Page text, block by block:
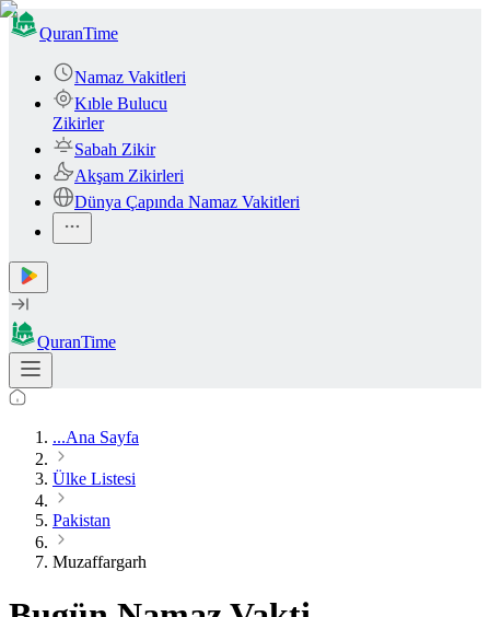
QuranTime
Namaz Vakitleri
Kıble Bulucu
Zikirler
Sabah Zikir
Akşam Zikirleri
Dünya Çapında Namaz Vakitleri
QuranTime
...Ana Sayfa
Ülke Listesi
Pakistan
Muzaffargarh